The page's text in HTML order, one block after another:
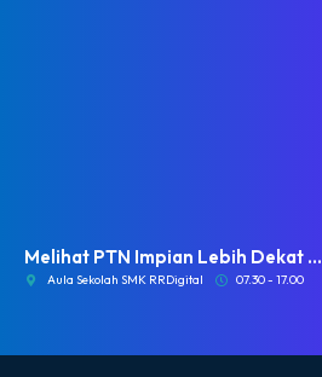
Melihat PTN Impian Lebih Dekat ...
Aula Sekolah SMK RRDigital 07.30 - 17.00